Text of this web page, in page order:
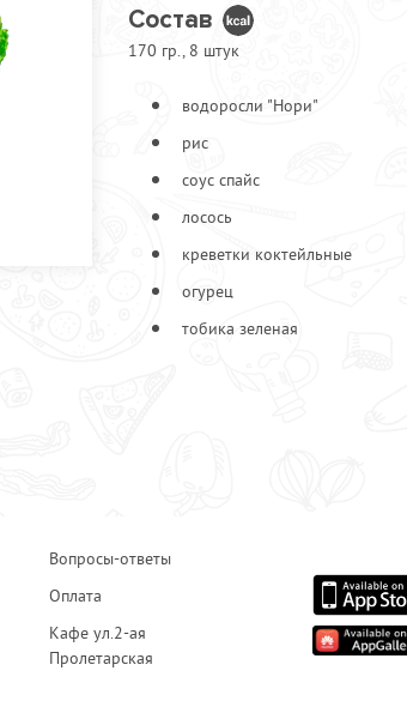
Состав
170 гр., 8 штук
водоросли "Нори"
рис
соус спайс
лосось
креветки коктейльные
огурец
тобика зеленая
Вопросы-ответы
Оплата
Кафе ул.2-ая
Пролетарская